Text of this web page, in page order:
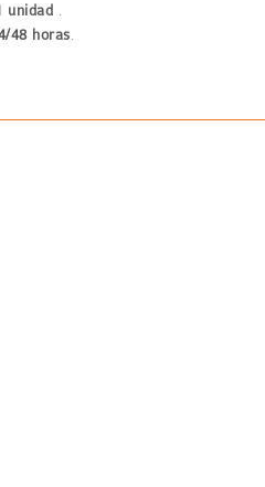
unidad .
48 horas.